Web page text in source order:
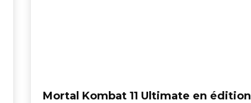
Mortal Kombat 11 Ultimate en édition